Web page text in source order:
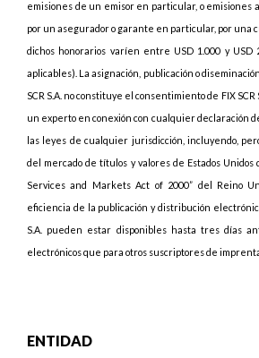
emisiones de un emisor en particular, o emisiones
por un asegurador o garante en particular, por una
dichos honorarios varíen entre USD 1.000 y USD
aplicables). La asignación, publicación o
SCR S.A. no constituye el consentimiento de FIX SCR
un experto en conexión con cualquier declaración
las leyes de cualquier jurisdicción, incluyendo,
del mercado de títulos y valores de Estados Unidos
Services and Markets Act of 2000” del Reino
eficiencia de la publicación y distribución
S.A. pueden estar disponibles hasta tres días
electrónicos que para otros suscriptores de
ENTIDAD